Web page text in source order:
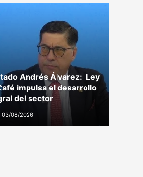
Andrés Álvarez: Ley
impulsa el desarrollo
del sector
03/08/2026